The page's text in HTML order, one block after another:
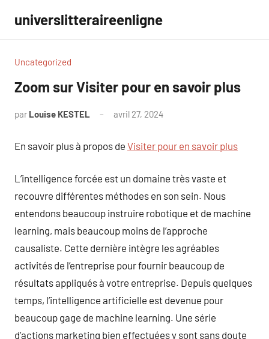
contenu
universlitteraireenligne
Uncategorized
Zoom sur Visiter pour en savoir plus
par Louise KESTEL avril 27, 2024
En savoir plus à propos de Visiter pour en savoir plus
L’intelligence forcée est un domaine très vaste et
recouvre différentes méthodes en son sein. Nous
entendons beaucoup instruire robotique et de machine
learning, mais beaucoup moins de l’approche
causaliste. Cette dernière intègre les agréables
activités de l’entreprise pour fournir beaucoup de
résultats appliqués à votre entreprise. Depuis quelques
temps, l’intelligence artificielle est devenue pour
beaucoup gage de machine learning. Une série
d’actions marketing bien effectuées y sont sans doute